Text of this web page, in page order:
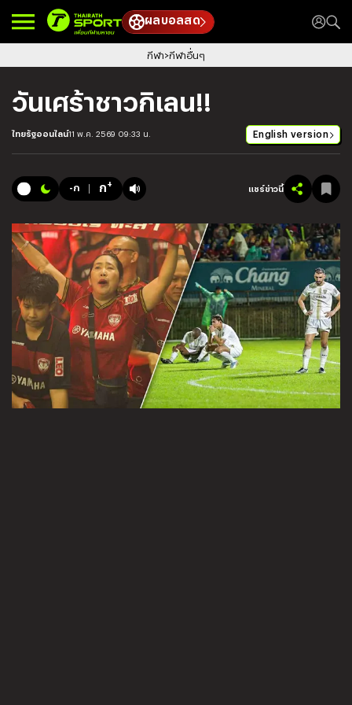
ผลบอลสด
กีฬา กีฬาอื่นๆ
วันเศร้าชาวกิเลน!!
ไทยรัฐออนไลน์11 พ.ค. 2569 09:33 น. English version
-ก ก+ แชร์ข่าวนี้